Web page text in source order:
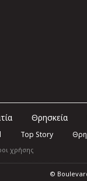
Θρησκεία
Top Story
χρήσης
©